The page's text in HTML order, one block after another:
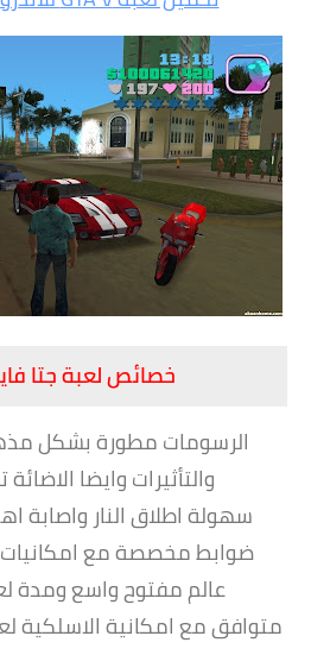
خصائص لعبة جتا
الرسومات مطورة بشكل
والتأثيرات وايضا
سهولة اطلاق النار واصابة
ضوابط مخصصة مع
عالم مفتوح واسع ومدة